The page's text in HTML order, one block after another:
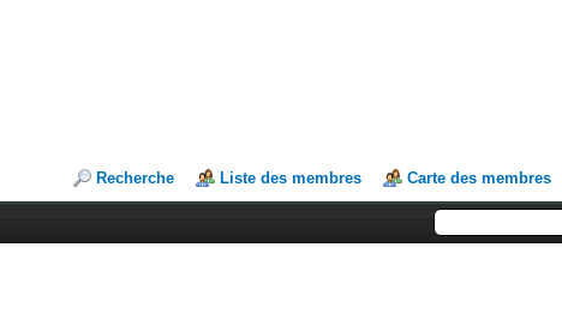
Recherche Liste des membres Carte des membres